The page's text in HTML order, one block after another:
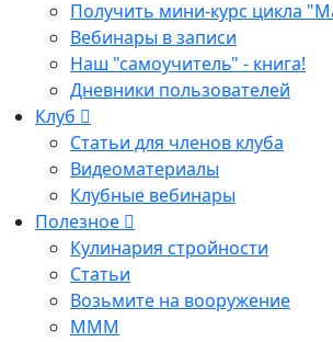
Получить мини-курс цикла
Вебинары в записи
Наш "самоучитель" - книга!
Дневники пользователей
Клуб
Статьи для членов клуба
Видеоматериалы
Клубные вебинары
Полезное
Кулинария стройности
Статьи
Возьмите на вооружение
МММ